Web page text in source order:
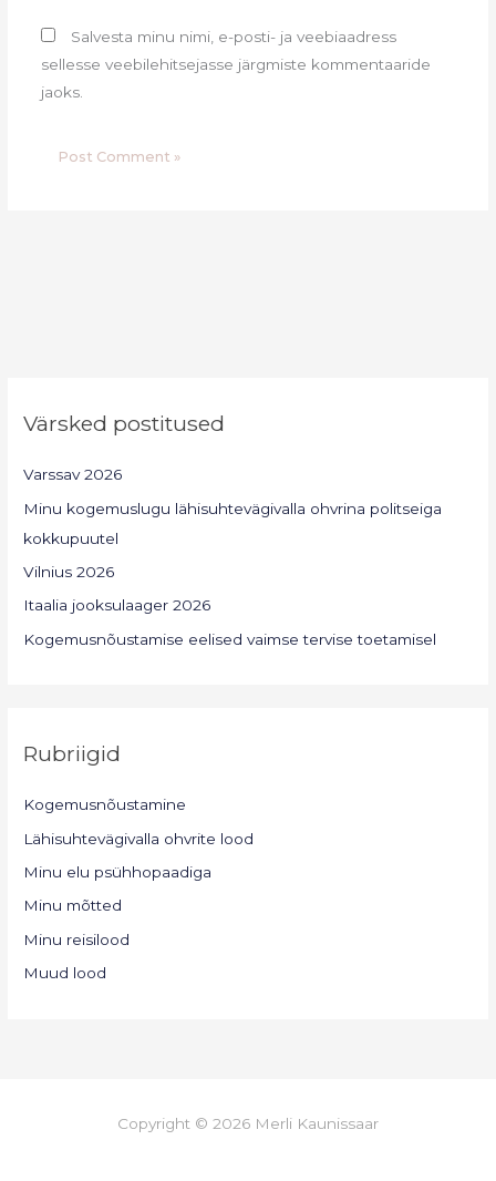
Salvesta minu nimi, e-posti- ja veebiaadress
sellesse veebilehitsejasse järgmiste kommentaaride
jaoks.
Värsked postitused
Varssav 2026
Minu kogemuslugu lähisuhtevägivalla ohvrina politseiga
kokkupuutel
Vilnius 2026
Itaalia jooksulaager 2026
Kogemusnõustamise eelised vaimse tervise toetamisel
Rubriigid
Kogemusnõustamine
Lähisuhtevägivalla ohvrite lood
Minu elu psühhopaadiga
Minu mõtted
Minu reisilood
Muud lood
Copyright © 2026 Merli Kaunissaar